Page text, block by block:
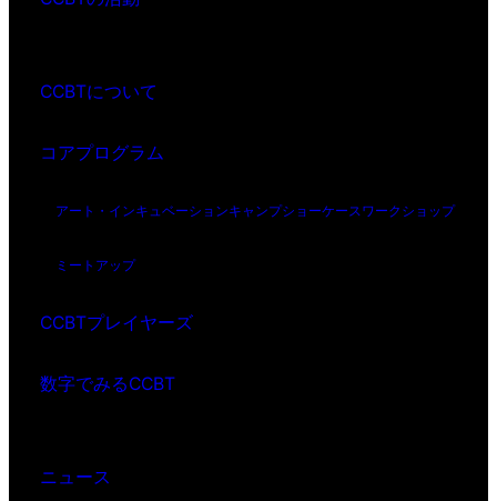
CCBTについて
コアプログラム
アート・インキュベーションキャンプショーケースワークショップ
ミートアップ
CCBTプレイヤーズ
数字でみるCCBT
ニュース